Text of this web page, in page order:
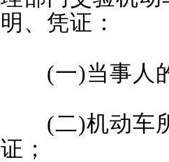
明、凭证：
(一)当事人
(二)机动车
证；